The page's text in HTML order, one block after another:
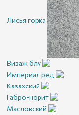
Лисья горка
Визаж блу
Империал ред
Казахский
Габро-норит
Масловский